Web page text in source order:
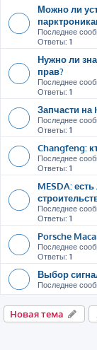
Можно ли
Последнее
Ответы: 1
Нужно ли
прав?
Последнее
Ответы: 1
Запчасти на
Последнее
Ответы: 1
Changfeng:
Последнее
Ответы: 1
MESDA:
Последнее
Ответы: 1
Porsche
Последнее
Ответы: 1
Выбор
Последнее
Новая тема